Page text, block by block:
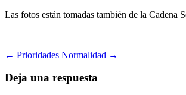
Las fotos están tomadas también de la Cadena
Navegación
de
entradas
← Prioridades Normalidad →
Deja una respuesta